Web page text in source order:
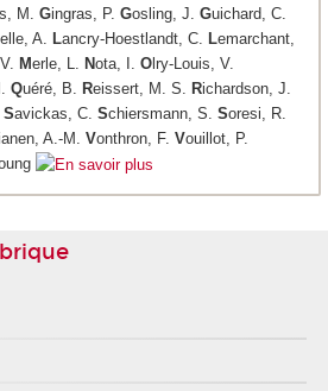
M. Gingras, P. Gosling, J. Guichard, C.
A. Lancry-Hoestlandt, C. Lemarchant,
V. Merle, L. Nota, I. Olry-Louis, V.
Quéré, B. Reissert, M. S. Richardson, J.
Savickas, C. Schiersmann, S. Soresi, R.
A.-M. Vonthron, F. Vouillot, P.